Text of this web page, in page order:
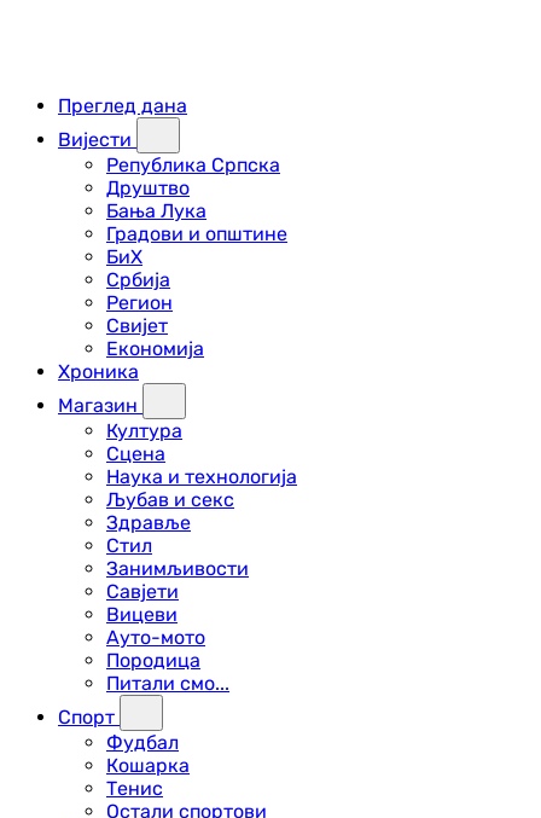
Преглед дана
Вијести
Република Српска
Друштво
Бања Лука
Градови и општине
БиХ
Србија
Регион
Свијет
Економија
Хроника
Магазин
Култура
Сцена
Наука и технологија
Љубав и секс
Здравље
Стил
Занимљивости
Савјети
Вицеви
Ауто-мото
Породица
Питали смо...
Спорт
Фудбал
Кошарка
Тенис
Остали спортови